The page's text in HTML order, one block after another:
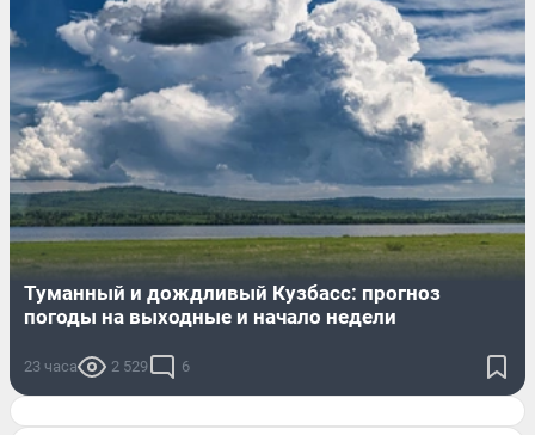
Туманный и дождливый Кузбасс: прогноз
погоды на выходные и начало недели
23 часа 2 529 6